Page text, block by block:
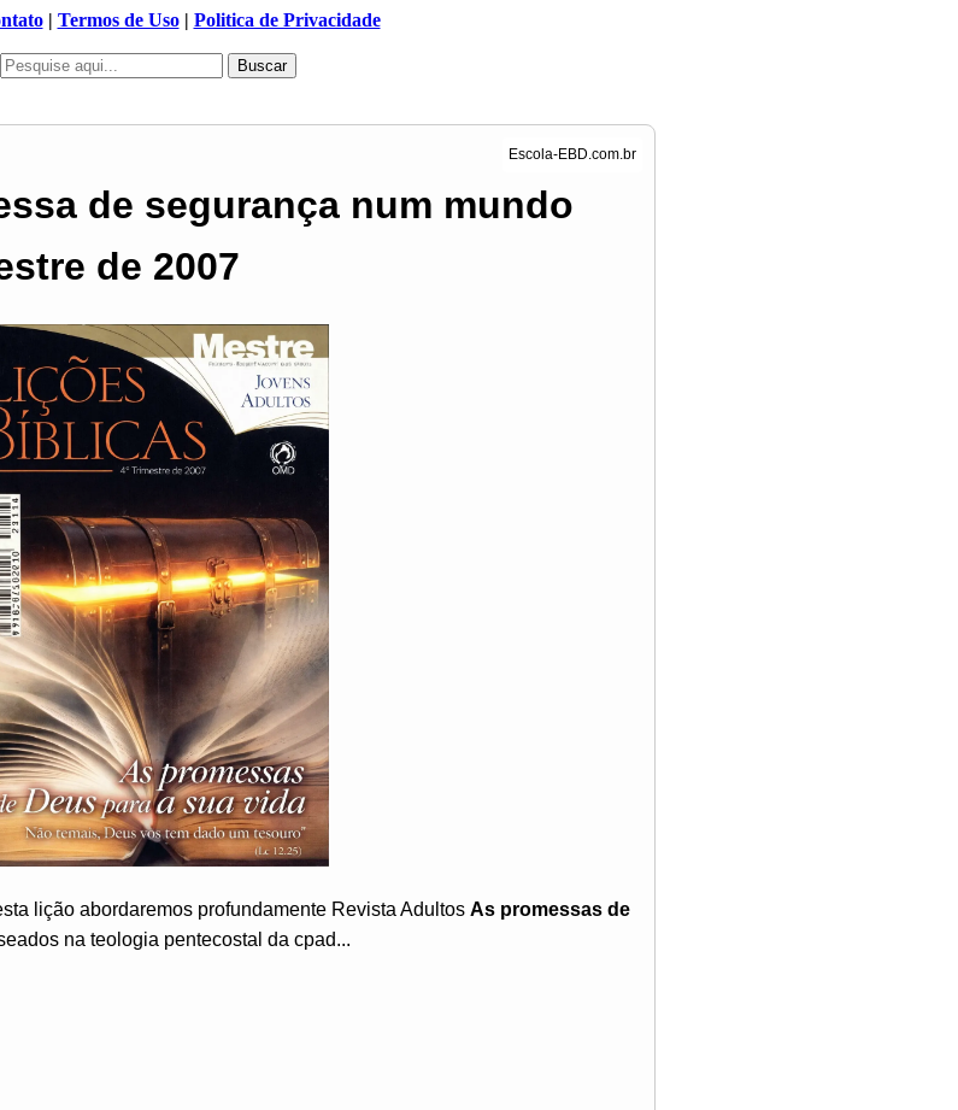
| Termos de Uso| Politica de Privacidade
Buscar
de segurança num mundo
de 2007
lição abordaremos profundamente Revista Adultos As promessas de
na teologia pentecostal da cpad...